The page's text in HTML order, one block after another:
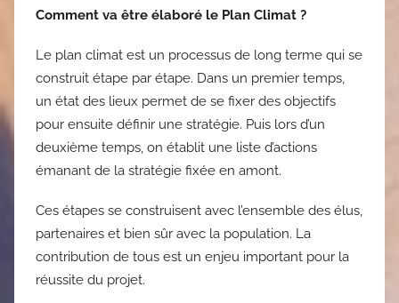
Comment va être élaboré le Plan Climat ?
Le plan climat est un processus de long terme qui se
construit étape par étape. Dans un premier temps,
un état des lieux permet de se fixer des objectifs
pour ensuite définir une stratégie. Puis lors d’un
deuxième temps, on établit une liste d’actions
émanant de la stratégie fixée en amont.
Ces étapes se construisent avec l’ensemble des élus,
partenaires et bien sûr avec la population. La
contribution de tous est un enjeu important pour la
réussite du projet.